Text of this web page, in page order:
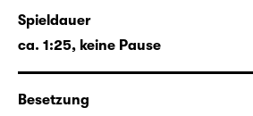
Spieldauer
ca. 1:25, keine Pause
Besetzung